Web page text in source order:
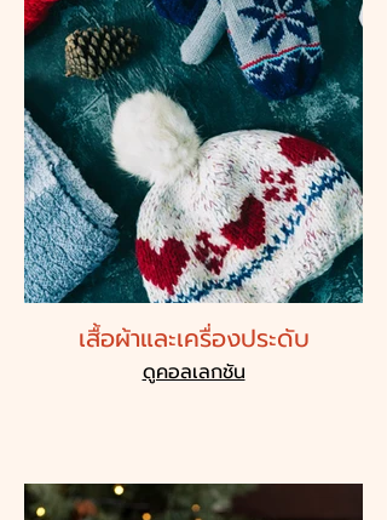
เสื้อผ้าและเครื่องประดับ
ดูคอลเลกชัน